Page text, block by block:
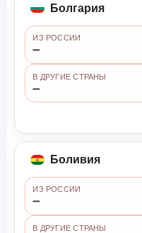
Болгария
ИЗ РОССИИ
➖
В ДРУГИЕ СТРАНЫ
➖
Боливия
ИЗ РОССИИ
➖
В ДРУГИЕ СТРАНЫ